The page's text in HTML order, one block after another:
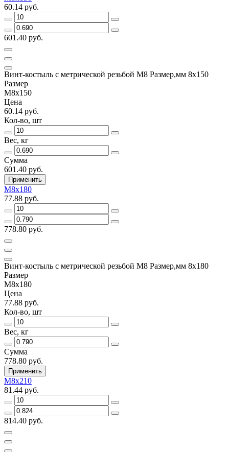
60.14 руб.
601.40 руб.
Винт-костыль с метрической резьбой М8 Размер,мм 8х150
Размер
М8х150
Цена
60.14 руб.
Кол-во, шт
Вес, кг
Сумма
601.40 руб.
Применить
М8х180
77.88 руб.
778.80 руб.
Винт-костыль с метрической резьбой М8 Размер,мм 8х180
Размер
М8х180
Цена
77.88 руб.
Кол-во, шт
Вес, кг
Сумма
778.80 руб.
Применить
М8х210
81.44 руб.
814.40 руб.